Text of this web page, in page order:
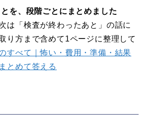
を、段階ごとにまとめました
は「検査が終わったあと」の話に
り方まで含めて1ページに整理して
すべて｜怖い・費用・準備・結果
とめて答える